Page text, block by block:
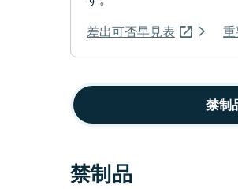
差出可否早見表
禁制
禁制品